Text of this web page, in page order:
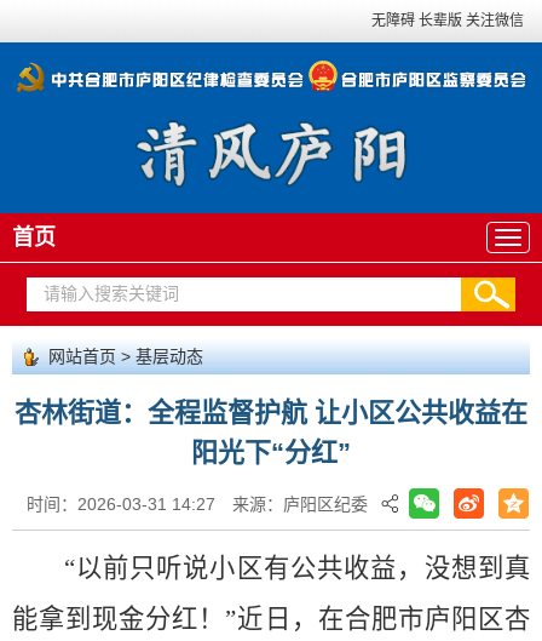
无障碍 长辈版 关注微信
首页
网站首页>基层动态
杏林街道：全程监督护航 让小区公共收益在
阳光下“分红”
时间：2026-03-31 14:27 来源：庐阳区纪委
“以前只听说小区有公共收益，没想到真
能拿到现金分红！”近日，在合肥市庐阳区杏